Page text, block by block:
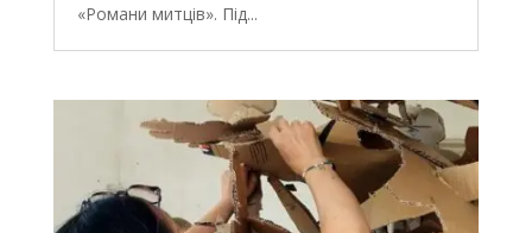
«Романи митців». Під...